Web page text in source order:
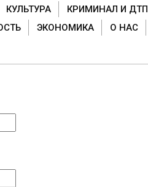
КУЛЬТУРА КРИМИНАЛ И ДТП
ЭКОНОМИКА О НАС